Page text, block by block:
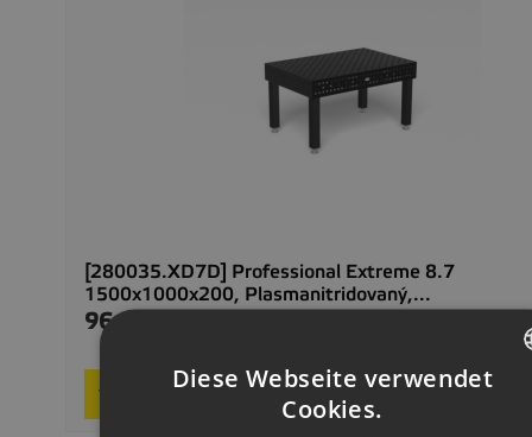
[280035.XD7D] Professional Extreme 8.7
1500x1000x200, Plasmanitridovaný,...
Preis
96.564,00 CZK
Delivery 2–4
Request product
Diese Webseite verwendet
Cookies.